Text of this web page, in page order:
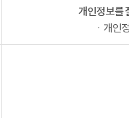
개인정보를
ㆍ개인